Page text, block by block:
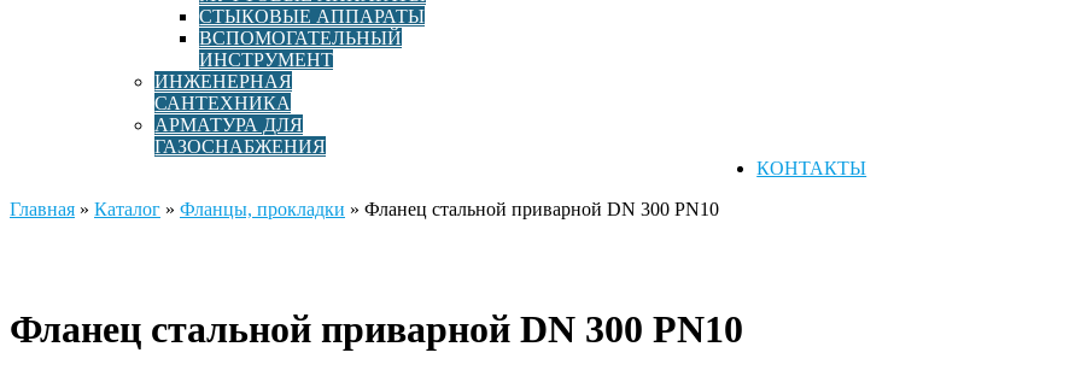
СТЫКОВЫЕ АППАРАТЫ
ВСПОМОГАТЕЛЬНЫЙ
ИНСТРУМЕНТ
ИНЖЕНЕРНАЯ
САНТЕХНИКА
АРМАТУРА ДЛЯ
ГАЗОСНАБЖЕНИЯ
КОНТАКТЫ
Главная » Каталог » Фланцы, прокладки » Фланец стальной приварной DN 300 PN10
Фланец стальной приварной DN 300 PN10